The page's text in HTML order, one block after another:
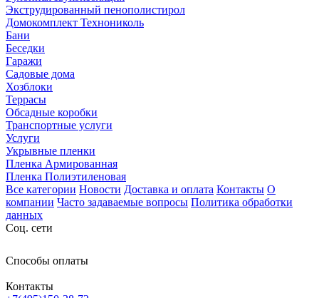
Экструдированный пенополистирол
Домокомплект Технониколь
Бани
Беседки
Гаражи
Садовые дома
Хозблоки
Террасы
Обсадные коробки
Транспортные услуги
Услуги
Укрывные пленки
Пленка Армированная
Пленка Полиэтиленовая
Все категории Новости Доставка и оплата Контакты О
компании Часто задаваемые вопросы Политика обработки
данных
Соц. сети
Способы оплаты
Контакты